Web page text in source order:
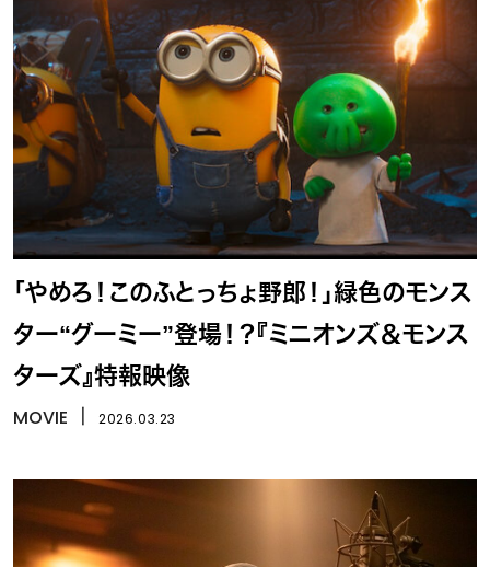
「やめろ！このふとっちょ野郎！」緑色のモンス
ター“グーミー”登場！？『ミニオンズ＆モンス
ターズ』特報映像
MOVIE 2026.03.23